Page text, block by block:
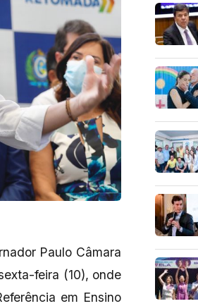
Paulo Câmara
feira (10), onde
em Ensino